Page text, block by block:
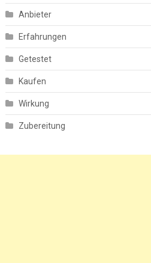
Anbieter
Erfahrungen
Getestet
Kaufen
Wirkung
Zubereitung